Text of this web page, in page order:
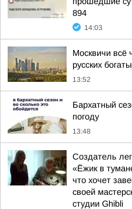
894
14:03
Москвичи всё
русских
13:52
Бархатный
погоду
13:48
Создатель
«Ёжик в
что хочет
своей
студии Ghibli